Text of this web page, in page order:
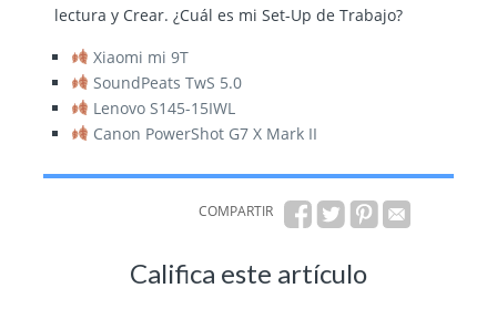
lectura y Crear. ¿Cuál es mi Set-Up de Trabajo?
Xiaomi mi 9T
SoundPeats TwS 5.0
Lenovo S145-15IWL
Canon PowerShot G7 X Mark II
COMPARTIR
Califica este artículo